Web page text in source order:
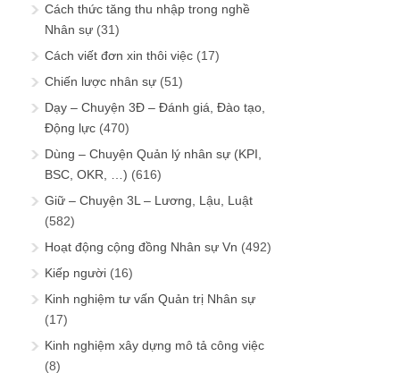
Cách thức tăng thu nhập trong nghề
Nhân sự (31)
Cách viết đơn xin thôi việc (17)
Chiến lược nhân sự (51)
Dạy – Chuyện 3Đ – Đánh giá, Đào tạo,
Động lực (470)
Dùng – Chuyện Quản lý nhân sự (KPI,
BSC, OKR, …) (616)
Giữ – Chuyện 3L – Lương, Lậu, Luật
(582)
Hoạt động cộng đồng Nhân sự Vn (492)
Kiếp người (16)
Kinh nghiệm tư vấn Quản trị Nhân sự
(17)
Kinh nghiệm xây dựng mô tả công việc
(8)